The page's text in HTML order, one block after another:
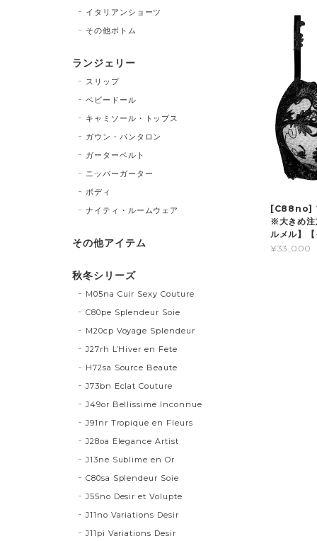
[C88no]
※大きめ
ルメル】
¥33,000
イタリアンショーツ
その他ボトム
ランジェリー
スリップ
ベビードール
キャミソール・トップス
ガウン・パンタロン
ガーターベルト
ニッパーガーター
ボディ
ナイティ・ルームウェア
その他アイテム
秋冬シリーズ
M05na Cuir Sexy Couture
C80pe Splendeur Soie
M20cp Voyage Splendeur
J27rh L’Hiver en Fete
H72sa Source Beaute
J73bn Eclat Couture
J49or Bellissime Inconnue
J91nr Tropique en Fleurs
J28oa Elegance Artist
J13ne Sublime en Or
C80sa Splendeur Soie
J55no Desir et Volupte
J11no Variations Desir
J11pi Variations Desir